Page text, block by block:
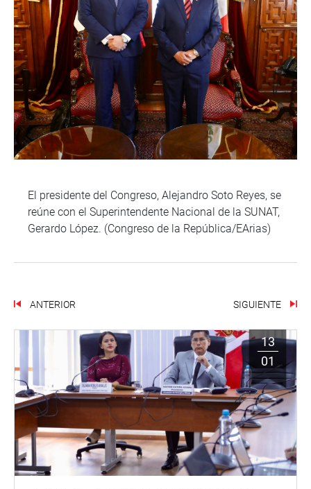
El presidente del Congreso, Alejandro Soto Reyes, se
reúne con el Superintendente Nacional de la SUNAT,
Gerardo López. (Congreso de la República/EArias)
ANTERIOR SIGUIENTE
13
01